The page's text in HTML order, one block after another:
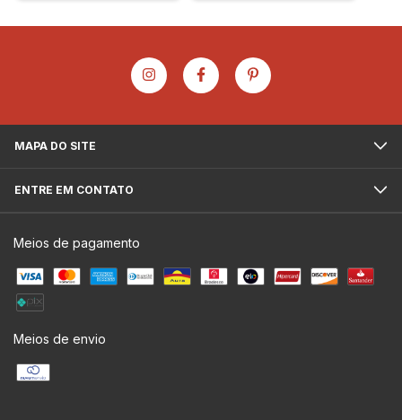
MAPA DO SITE
ENTRE EM CONTATO
Meios de pagamento
Meios de envio